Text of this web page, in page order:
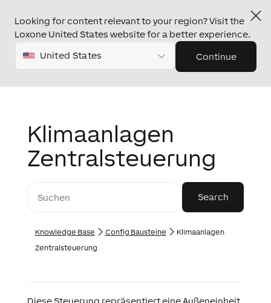
Looking for content relevant to your region? Visit the
Loxone United States website for a better experience.
United States Continue
Klimaanlagen
Zentralsteuerung
Knowledge Base Config Bausteine
Klimaanlagen
Zentralsteuerung
Diese Steuerung repräsentiert eine Außeneinheit,